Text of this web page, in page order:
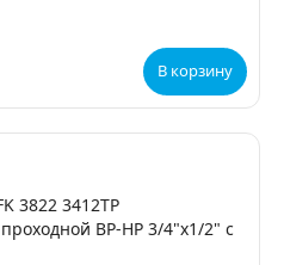
В корзину
3822 3412TP
ВР-НР 3/4"х1/2" с